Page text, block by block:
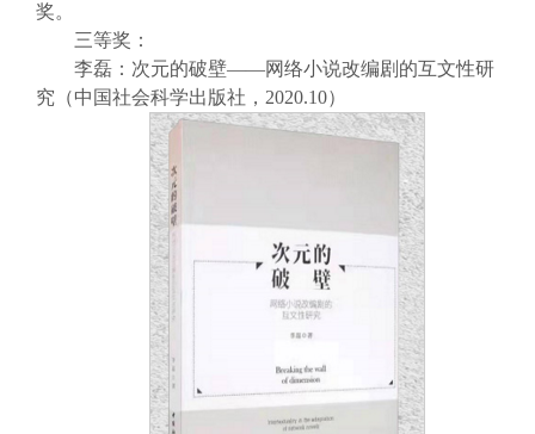
奖。
三等奖：
李磊：次元的破壁——网络小说改编剧的互文性研
究（中国社会科学出版社，2020.10）